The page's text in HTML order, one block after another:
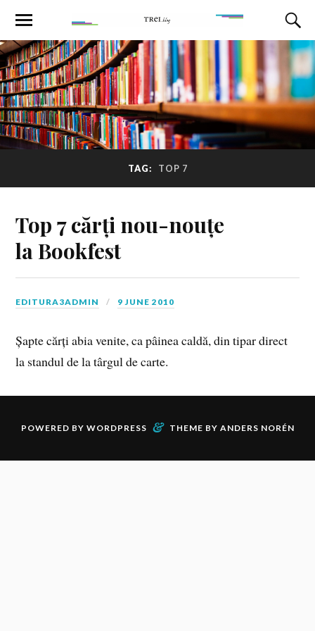
TAG: TOP 7
Top 7 cărți nou-nouțe
la Bookfest
EDITURA3ADMIN 9 JUNE 2010
Șapte cărți abia venite, ca pâinea caldă, din tipar direct
la standul de la târgul de carte.
POWERED BY WORDPRESS & THEME BY ANDERS NORÉN